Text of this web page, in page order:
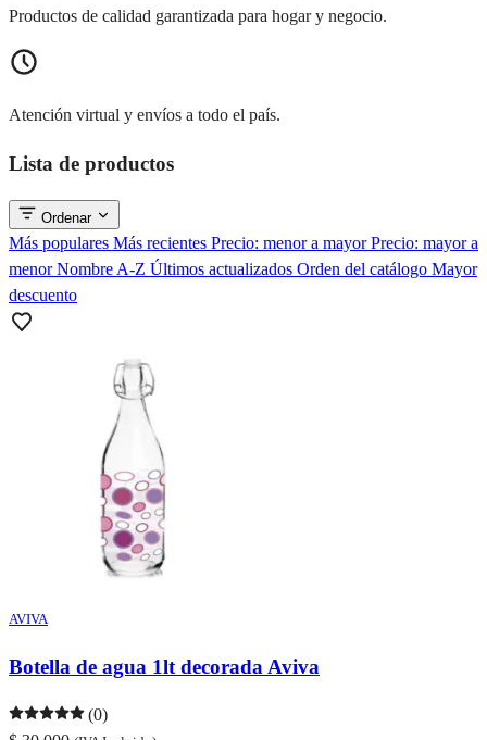
Productos de calidad garantizada para hogar y negocio.
Atención virtual y envíos a todo el país.
Lista de productos
Ordenar
Más populares Más recientes Precio: menor a mayorPrecio: mayor a
menorNombre A-Z Últimos actualizados Orden del catálogo Mayor
descuento
AVIVA
Botella de agua 1lt decorada Aviva
(0)